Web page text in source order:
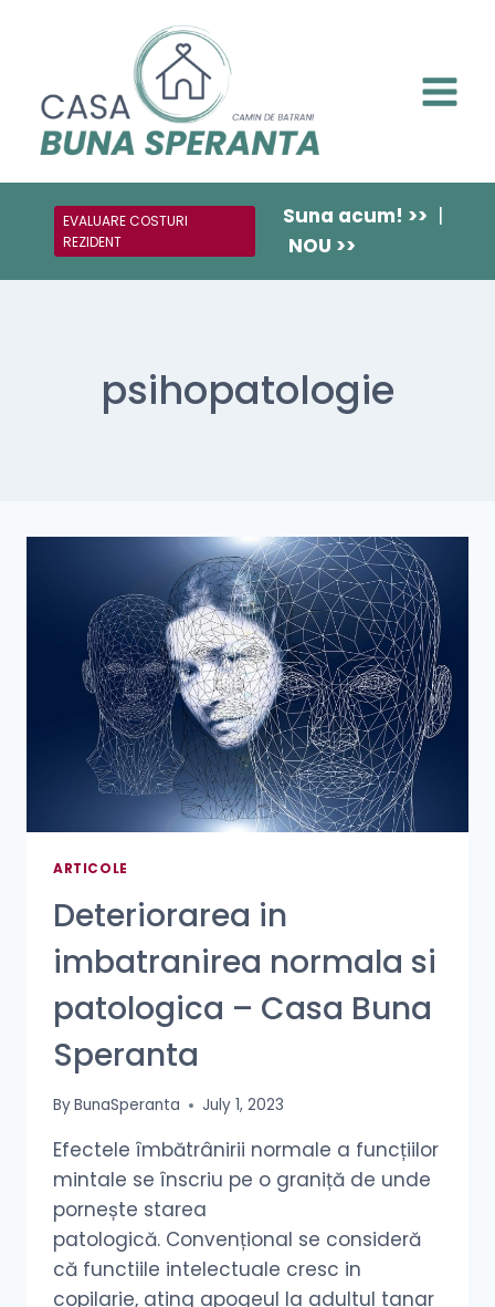
EVALUARE COSTURI
REZIDENT
Suna acum! >> |
NOU >>
psihopatologie
ARTICOLE
Deteriorarea in
imbatranirea normala si
patologica – Casa Buna
Speranta
ByBunaSperanta July 1, 2023
Efectele îmbătrânirii normale a funcțiilor
mintale se înscriu pe o graniță de unde
pornește starea
patologică. Convențional se consideră
că functiile intelectuale cresc in
copilarie, ating apogeul la adultul tanar